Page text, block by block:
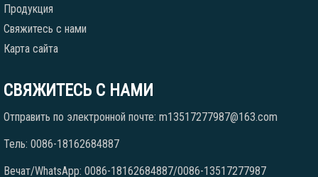
Продукция
Свяжитесь с нами
Карта сайта
СВЯЖИТЕСЬ С НАМИ
Отправить по электронной почте: m13517277987@163.com
Тель: 0086-18162684887
Вечат/WhatsApp: 0086-18162684887/0086-13517277987